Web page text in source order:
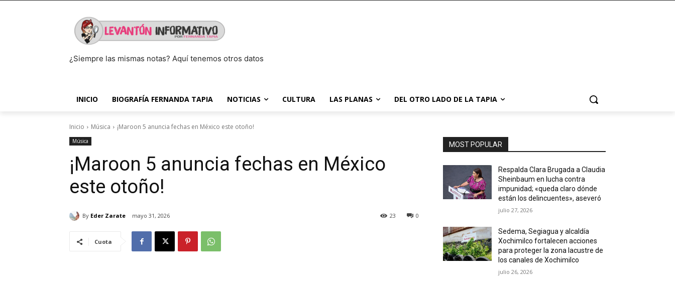
¿Siempre las mismas notas? Aquí tenemos otros datos
INICIO BIOGRAFÍA FERNANDA TAPIA NOTICIAS CULTURA LAS PLANAS DEL OTRO LADO DE LA TAPIA
Inicio Música ¡Maroon 5 anuncia fechas en México este otoño!
Música
¡Maroon 5 anuncia fechas en México
este otoño!
By Eder Zarate mayo 31, 2026 0
23
Cuota
MOST POPULAR
Respalda Clara Brugada a Claudia
Sheinbaum en lucha contra
impunidad; «queda claro dónde
están los delincuentes», aseveró
julio 27, 2026
Sedema, Segiagua y alcaldía
Xochimilco fortalecen acciones
para proteger la zona lacustre de
los canales de Xochimilco
julio 26, 2026